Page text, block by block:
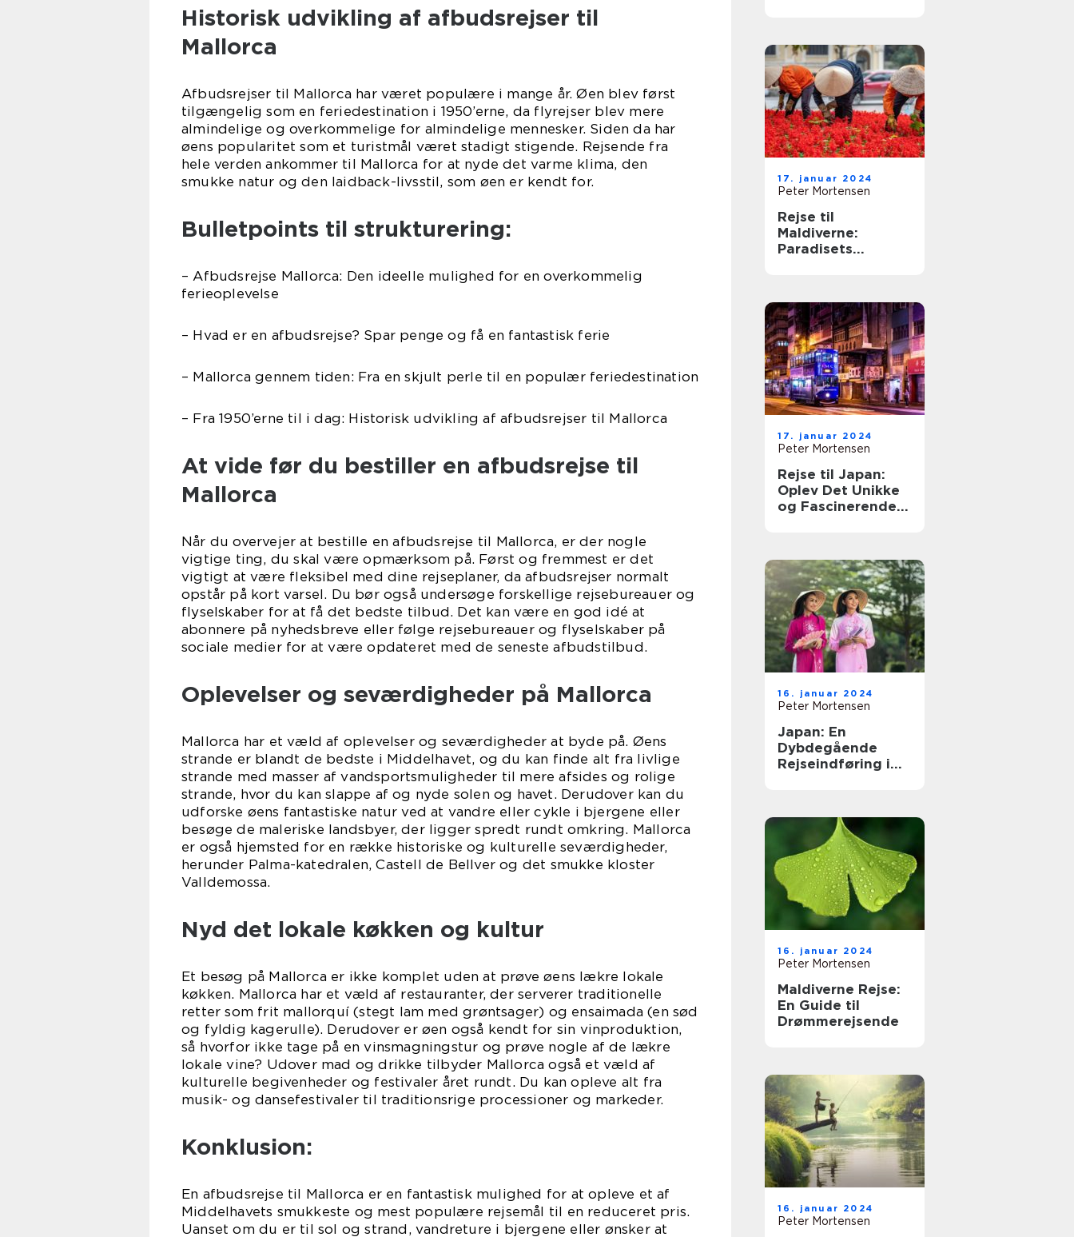
Historisk udvikling af afbudsrejser til
Mallorca
Afbudsrejser til Mallorca har været populære i mange år. Øen blev først
tilgængelig som en feriedestination i 1950’erne, da flyrejser blev mere
almindelige og overkommelige for almindelige mennesker. Siden da har
øens popularitet som et turistmål været stadigt stigende. Rejsende fra
hele verden ankommer til Mallorca for at nyde det varme klima, den
smukke natur og den laidback-livsstil, som øen er kendt for.
Bulletpoints til strukturering:
– Afbudsrejse Mallorca: Den ideelle mulighed for en overkommelig
ferieoplevelse
– Hvad er en afbudsrejse? Spar penge og få en fantastisk ferie
– Mallorca gennem tiden: Fra en skjult perle til en populær feriedestination
– Fra 1950’erne til i dag: Historisk udvikling af afbudsrejser til Mallorca
At vide før du bestiller en afbudsrejse til
Mallorca
Når du overvejer at bestille en afbudsrejse til Mallorca, er der nogle
vigtige ting, du skal være opmærksom på. Først og fremmest er det
vigtigt at være fleksibel med dine rejseplaner, da afbudsrejser normalt
opstår på kort varsel. Du bør også undersøge forskellige rejsebureauer og
flyselskaber for at få det bedste tilbud. Det kan være en god idé at
abonnere på nyhedsbreve eller følge rejsebureauer og flyselskaber på
sociale medier for at være opdateret med de seneste afbudstilbud.
Oplevelser og seværdigheder på Mallorca
Mallorca har et væld af oplevelser og seværdigheder at byde på. Øens
strande er blandt de bedste i Middelhavet, og du kan finde alt fra livlige
strande med masser af vandsportsmuligheder til mere afsides og rolige
strande, hvor du kan slappe af og nyde solen og havet. Derudover kan du
udforske øens fantastiske natur ved at vandre eller cykle i bjergene eller
besøge de maleriske landsbyer, der ligger spredt rundt omkring. Mallorca
er også hjemsted for en række historiske og kulturelle seværdigheder,
herunder Palma-katedralen, Castell de Bellver og det smukke kloster
Valldemossa.
Nyd det lokale køkken og kultur
Et besøg på Mallorca er ikke komplet uden at prøve øens lækre lokale
køkken. Mallorca har et væld af restauranter, der serverer traditionelle
retter som frit mallorquí (stegt lam med grøntsager) og ensaimada (en sød
og fyldig kagerulle). Derudover er øen også kendt for sin vinproduktion,
så hvorfor ikke tage på en vinsmagningstur og prøve nogle af de lækre
lokale vine? Udover mad og drikke tilbyder Mallorca også et væld af
kulturelle begivenheder og festivaler året rundt. Du kan opleve alt fra
musik- og dansefestivaler til traditionsrige processioner og markeder.
Konklusion:
En afbudsrejse til Mallorca er en fantastisk mulighed for at opleve et af
Middelhavets smukkeste og mest populære rejsemål til en reduceret pris.
Uanset om du er til sol og strand, vandreture i bjergene eller ønsker at
17. januar 2024
Peter Mortensen
Rejse til
Maldiverne:
Paradisets
17. januar 2024
Peter Mortensen
Rejse til Japan:
Oplev Det Unikke
og Fascinerende
16. januar 2024
Peter Mortensen
Japan: En
Dybdegående
Rejseindføring i
16. januar 2024
Peter Mortensen
Maldiverne Rejse:
En Guide til
Drømmerejsende
16. januar 2024
Peter Mortensen